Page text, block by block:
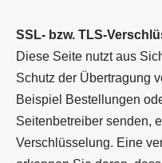
SSL- bzw. TLS-
Diese Seite nutzt aus
Schutz der Übertragung
Beispiel Bestellungen
Seitenbetreiber senden,
Verschlüsselung. Eine